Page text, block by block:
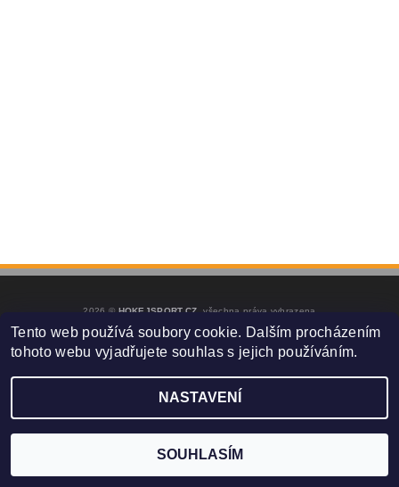
2026 © HOKEJSPORT.CZ , všechna práva vyhrazena
Vytvořil Shoptet
Tento web používá soubory cookie. Dalším procházením
tohoto webu vyjadřujete souhlas s jejich používáním.
NASTAVENÍ
SOUHLASÍM